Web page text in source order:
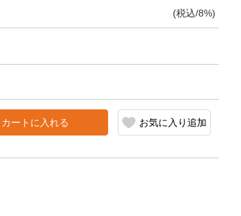
(税込/8%)
カートに入れる お気に入り追加